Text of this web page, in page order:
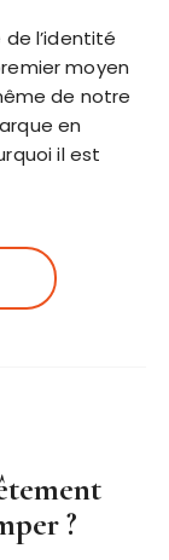
l’identité
moyen
de notre
en
il est
?